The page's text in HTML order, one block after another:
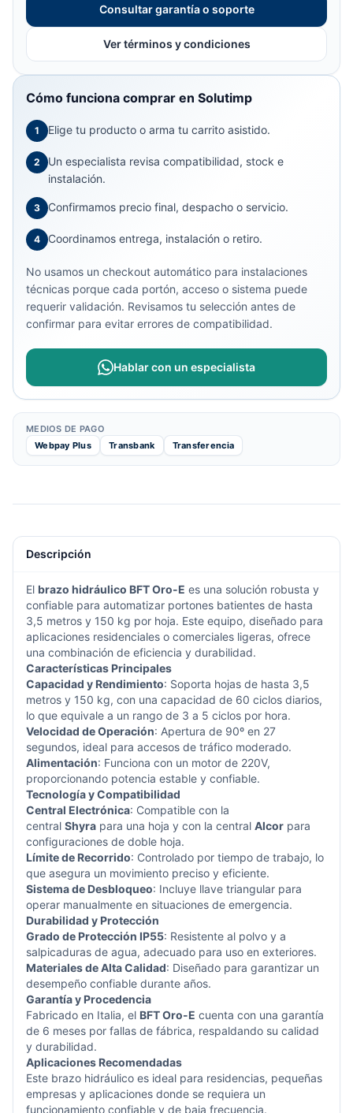
Consultar garantía o soporte
Ver términos y condiciones
Cómo funciona comprar en Solutimp
1 Elige tu producto o arma tu carrito asistido.
2
Un especialista revisa compatibilidad, stock e
instalación.
3 Confirmamos precio final, despacho o servicio.
4 Coordinamos entrega, instalación o retiro.
No usamos un checkout automático para instalaciones
técnicas porque cada portón, acceso o sistema puede
requerir validación. Revisamos tu selección antes de
confirmar para evitar errores de compatibilidad.
Hablar con un especialista
MEDIOS DE PAGO
Webpay Plus
Transbank Transferencia
Descripción
El brazo hidráulico BFT Oro-E es una solución robusta y
confiable para automatizar portones batientes de hasta
3,5 metros y 150 kg por hoja. Este equipo, diseñado para
aplicaciones residenciales o comerciales ligeras, ofrece
una combinación de eficiencia y durabilidad.
Características Principales
Capacidad y Rendimiento: Soporta hojas de hasta 3,5
metros y 150 kg, con una capacidad de 60 ciclos diarios,
lo que equivale a un rango de 3 a 5 ciclos por hora.
Velocidad de Operación: Apertura de 90º en 27
segundos, ideal para accesos de tráfico moderado.
Alimentación: Funciona con un motor de 220V,
proporcionando potencia estable y confiable.
Tecnología y Compatibilidad
Central Electrónica: Compatible con la
central Shyra para una hoja y con la central Alcor para
configuraciones de doble hoja.
Límite de Recorrido: Controlado por tiempo de trabajo, lo
que asegura un movimiento preciso y eficiente.
Sistema de Desbloqueo: Incluye llave triangular para
operar manualmente en situaciones de emergencia.
Durabilidad y Protección
Grado de Protección IP55: Resistente al polvo y a
salpicaduras de agua, adecuado para uso en exteriores.
Materiales de Alta Calidad: Diseñado para garantizar un
desempeño confiable durante años.
Garantía y Procedencia
Fabricado en Italia, el BFT Oro-E cuenta con una garantía
de 6 meses por fallas de fábrica, respaldando su calidad
y durabilidad.
Aplicaciones Recomendadas
Este brazo hidráulico es ideal para residencias, pequeñas
empresas y aplicaciones donde se requiera un
funcionamiento confiable y de baja frecuencia.